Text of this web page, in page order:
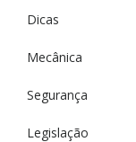
Dicas
Mecânica
Segurança
Legislação